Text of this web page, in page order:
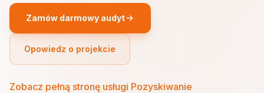
Zamów darmowy audyt
Opowiedz o projekcie
Zobacz pełną stronę usługi Pozyskiwanie